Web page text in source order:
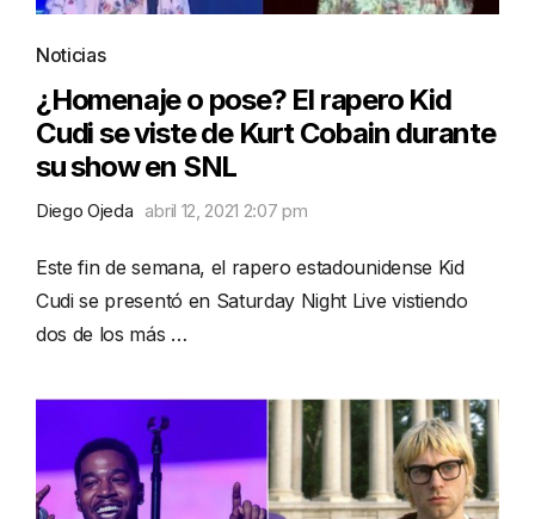
Noticias
¿Homenaje o pose? El rapero Kid
Cudi se viste de Kurt Cobain durante
su show en SNL
Diego Ojeda abril 12, 2021 2:07 pm
Este fin de semana, el rapero estadounidense Kid
Cudi se presentó en Saturday Night Live vistiendo
dos de los más …